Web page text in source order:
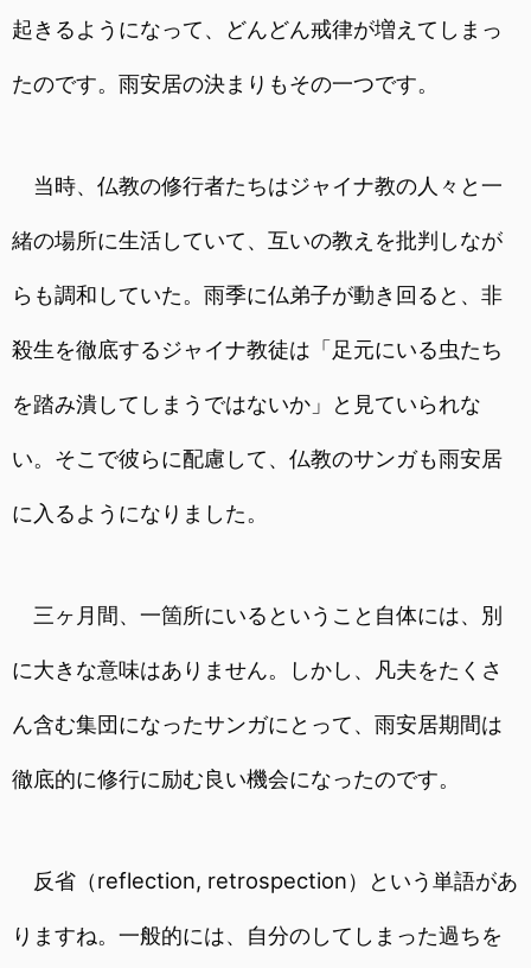
起きるようになって、どんどん戒律が増えてしまっ
たのです。雨安居の決まりもその一つです。
当時、仏教の修行者たちはジャイナ教の人々と一
緒の場所に生活していて、互いの教えを批判しなが
らも調和していた。雨季に仏弟子が動き回ると、非
殺生を徹底するジャイナ教徒は「足元にいる虫たち
を踏み潰してしまうではないか」と見ていられな
い。そこで彼らに配慮して、仏教のサンガも雨安居
に入るようになりました。
三ヶ月間、一箇所にいるということ自体には、別
に大きな意味はありません。しかし、凡夫をたくさ
ん含む集団になったサンガにとって、雨安居期間は
徹底的に修行に励む良い機会になったのです。
反省（reflection, retrospection）という単語があ
りますね。一般的には、自分のしてしまった過ちを